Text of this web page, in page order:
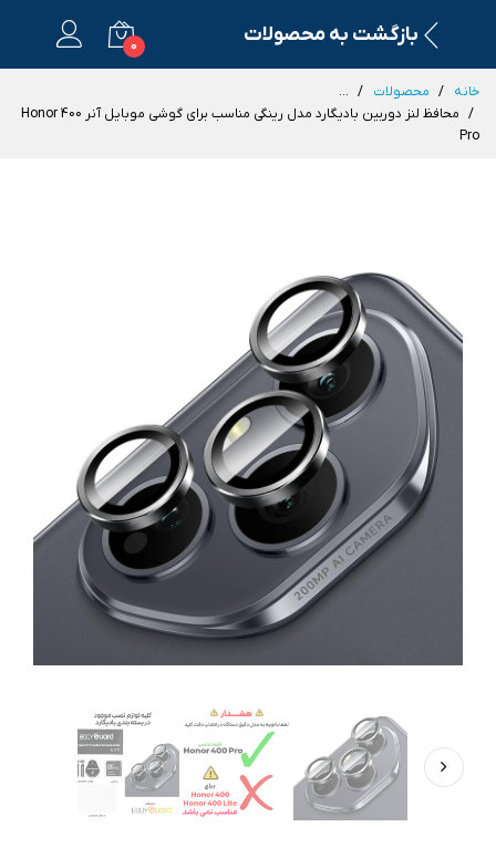
بازگشت به محصولات 0
خانه محصولات
...
محافظ لنز دوربین بادیگارد مدل رینگی مناسب برای گوشی موبایل آنر Honor 400
Pro